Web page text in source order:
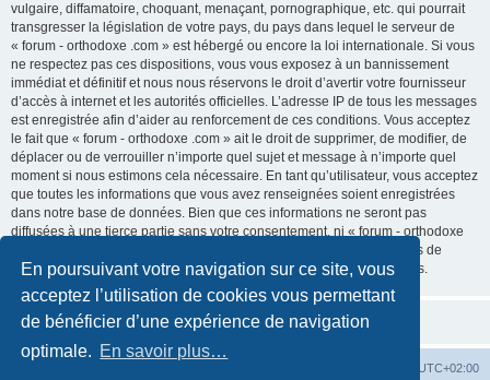
En poursuivant votre navigation sur ce site, vous
acceptez l’utilisation de cookies vous permettant
de bénéficier d’une expérience de navigation
optimale. En savoir plus…
vulgaire, diffamatoire, choquant, menaçant, pornographique, etc. qui pourrait
transgresser la législation de votre pays, du pays dans lequel le serveur de
« forum - orthodoxe .com » est hébergé ou encore la loi internationale. Si vous
ne respectez pas ces dispositions, vous vous exposez à un bannissement
immédiat et définitif et nous nous réservons le droit d’avertir votre fournisseur
d’accès à internet et les autorités officielles. L’adresse IP de tous les messages
est enregistrée afin d’aider au renforcement de ces conditions. Vous acceptez
le fait que « forum - orthodoxe .com » ait le droit de supprimer, de modifier, de
déplacer ou de verrouiller n’importe quel sujet et message à n’importe quel
moment si nous estimons cela nécessaire. En tant qu’utilisateur, vous acceptez
que toutes les informations que vous avez renseignées soient enregistrées
dans notre base de données. Bien que ces informations ne seront pas
diffusées à une tierce partie sans votre consentement, ni « forum - orthodoxe
.com », ni phpBB, ne pourront être tenus comme responsables en cas de
tentative de piratage informatique visant à compromettre vos données.
UTC+02:00